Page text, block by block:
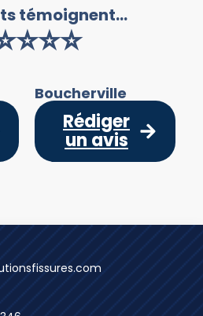
témoignent…
Boucherville
Rédiger
un avis